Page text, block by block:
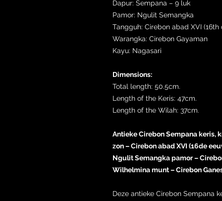
Dapur: Sempana – 9 luk
Pamor: Ngulit Semangka
Tangguh: Cirebon abad XVI (16th
Warangka: Cirebon Gayaman
Kayu: Nagasari
Dimensions:
Total length: 50.5cm.
Length of the Keris: 47cm.
Length of the Wilah: 37cm.
Antieke Cirebon Sempana keris,
zon – Cirebon abad XVI (16de
Ngulit Semangka pamor –
Wilhelmina munt – Cirebon
Deze antieke Cirebon Sempana